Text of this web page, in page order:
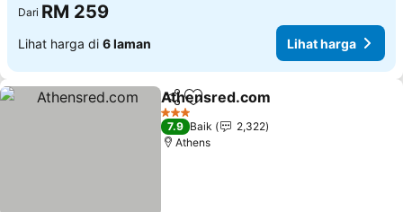
Dari RM 259
Lihat harga di 6 laman Lihat harga
KongsiTambah ke favorit
Athensred.com
3 Bintang
7.9 Baik
2,322
Athens